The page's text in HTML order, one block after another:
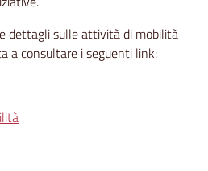
dettagli sulle attività di mobilità
a consultare i seguenti link: